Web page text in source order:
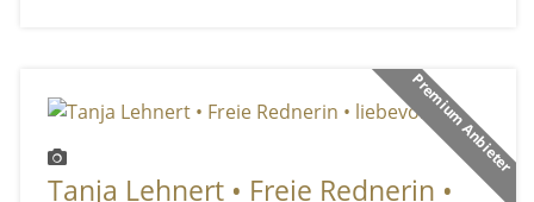
Premium Anbieter
Tanja Lehnert • Freie Rednerin •